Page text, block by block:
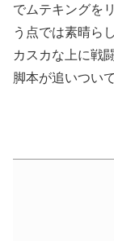
でムテキングを
う点では素晴ら
カスカな上に戦
脚本が追いつい